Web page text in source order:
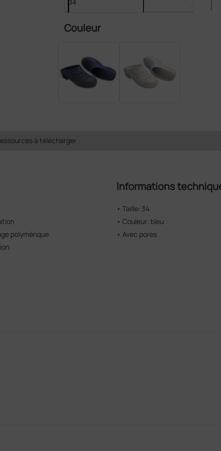
Couleur
à télécharger
polymérique
Informations
• Taille: 34
• Couleur: bleu
• Avec pores